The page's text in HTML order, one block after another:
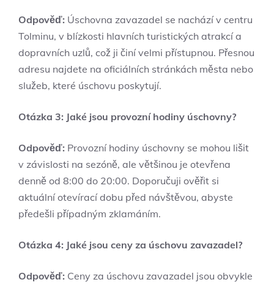
Odpověď: Úschovna zavazadel se nachází v centru
Tolminu, v blízkosti hlavních turistických atrakcí a
dopravních uzlů, což ji činí velmi přístupnou. Přesnou
adresu najdete na oficiálních stránkách města nebo
služeb, které úschovu poskytují.
Otázka 3: Jaké jsou provozní hodiny úschovny?
Odpověď: Provozní hodiny úschovny se mohou lišit
v závislosti na sezóně, ale většinou je otevřena
denně od 8:00 do 20:00. Doporučuji ověřit si
aktuální otevírací dobu před návštěvou, abyste
předešli případným zklamáním.
Otázka 4: Jaké jsou ceny za úschovu zavazadel?
Odpověď: Ceny za úschovu zavazadel jsou obvykle